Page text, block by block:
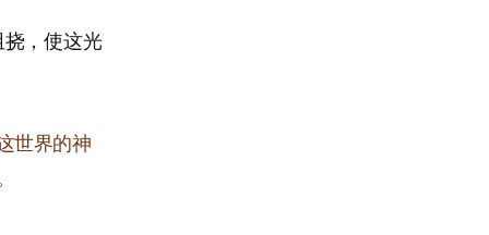
，使这光
世界的神